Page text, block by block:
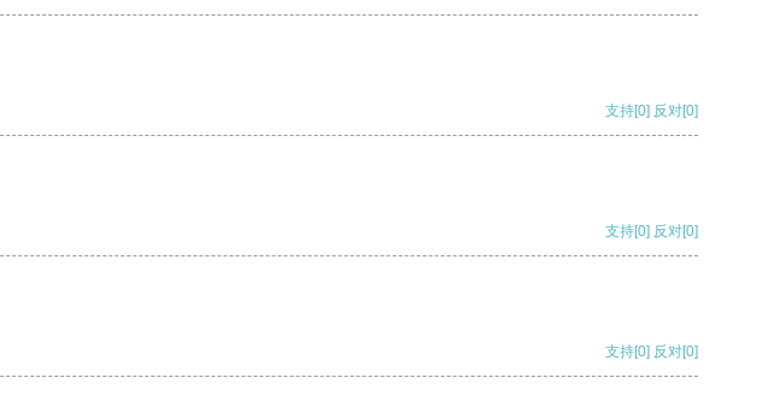
支持[0] 反对[0]
支持[0] 反对[0]
支持[0] 反对[0]